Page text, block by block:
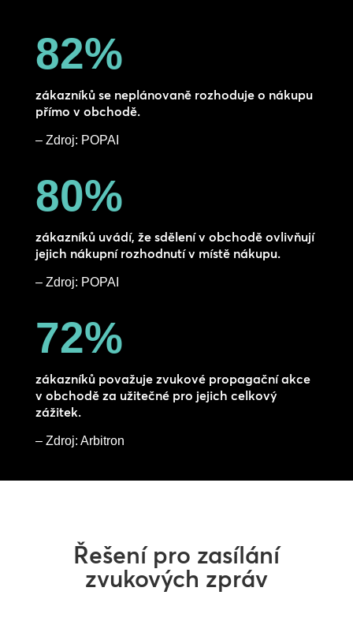
82%
zákazníků se neplánovaně rozhoduje o nákupu
přímo v obchodě.
– Zdroj: POPAI
80%
zákazníků uvádí, že sdělení v obchodě ovlivňují
jejich nákupní rozhodnutí v místě nákupu.
– Zdroj: POPAI
72%
zákazníků považuje zvukové propagační akce
v obchodě za užitečné pro jejich celkový
zážitek.
– Zdroj: Arbitron
Řešení pro zasílání
zvukových zpráv